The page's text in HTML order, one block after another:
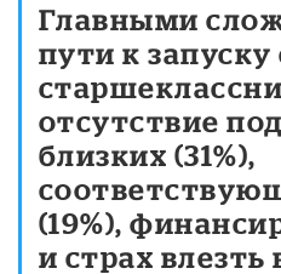
Главными
пути к запуску
отсутствие
близких (31%),
(19%),
и страх влезть